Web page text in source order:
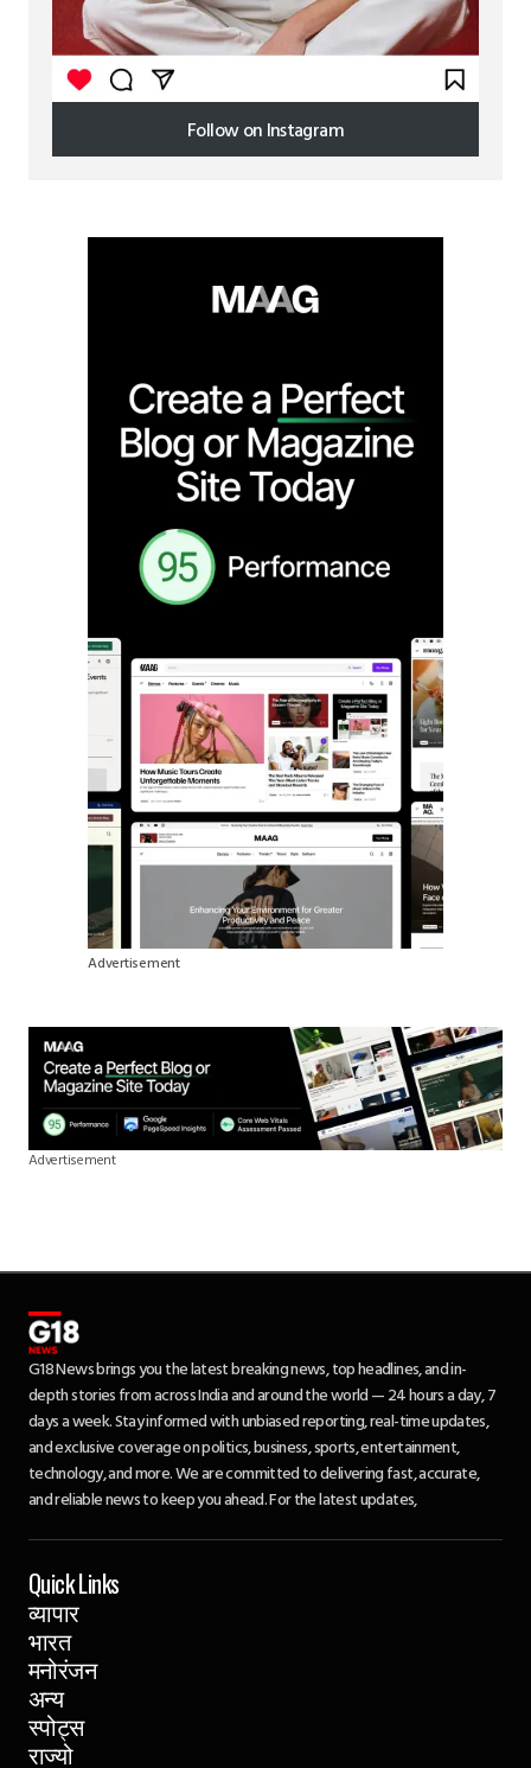
Follow on Instagram
Follow on Instagram
Advertisement
Advertisement
G18 News brings you the latest breaking news, top headlines, and in-
depth stories from across India and around the world — 24 hours a day, 7
days a week. Stay informed with unbiased reporting, real-time updates,
and exclusive coverage on politics, business, sports, entertainment,
technology, and more. We are committed to delivering fast, accurate,
and reliable news to keep you ahead. For the latest updates,
Quick Links
व्यापार
भारत
मनोरंजन
अन्य
स्पोट्स
राज्यो